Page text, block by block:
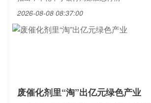
2026-08-08 08:37:00
废催化剂里“淘”出亿元绿色产业